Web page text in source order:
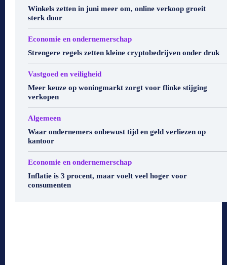
Winkels zetten in juni meer om, online verkoop groeit
sterk door
Economie en ondernemerschap
Strengere regels zetten kleine cryptobedrijven onder druk
Vastgoed en veiligheid
Meer keuze op woningmarkt zorgt voor flinke stijging
verkopen
Algemeen
Waar ondernemers onbewust tijd en geld verliezen op
kantoor
Economie en ondernemerschap
Inflatie is 3 procent, maar voelt veel hoger voor
consumenten